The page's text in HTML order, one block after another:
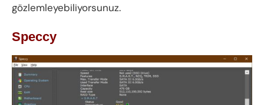
gözlemleyebiliyorsunuz.
Speccy